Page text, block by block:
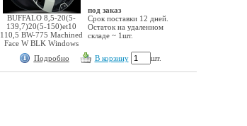
BUFFALO 8,5-20(5-
139,7)20(5-150)et10
110,5 BW-775 Machined
Face W BLK Windows
под заказ
Срок поставки 12 дней.
Остаток на удаленном
складе ~ 1шт.
Подробно В корзину шт.